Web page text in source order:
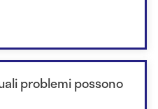
problemi possono